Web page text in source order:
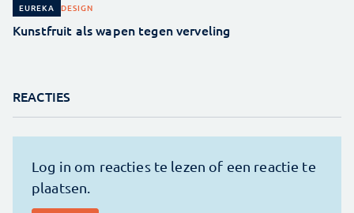
EUREKA DESIGN
Kunstfruit als wapen tegen verveling
REACTIES